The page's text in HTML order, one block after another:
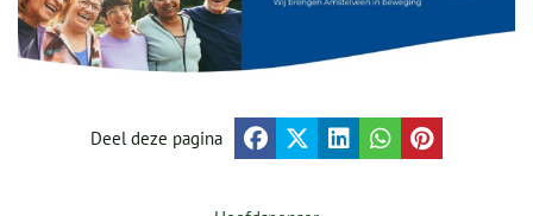
Deel deze pagina